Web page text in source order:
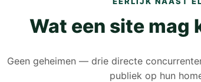
Wat een site mag
Geen geheimen — drie directe
publiek op hun